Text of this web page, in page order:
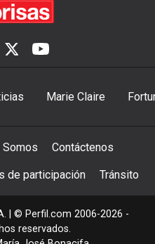
Marie Claire
Somos Contáctenos
de participación Tránsito
| © Perfil.com 2006-2026 -
reservados.